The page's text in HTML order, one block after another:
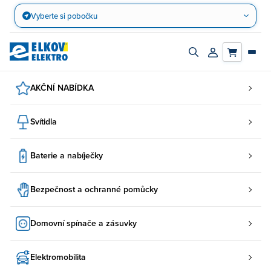
Přejít
obsah
Vyberte si pobočku
Zapnout/vypnout
Přihlásit/
AKČNÍ NABÍDKA
Svítidla
Baterie a nabíječky
Bezpečnost a ochranné pomůcky
Domovní spínače a zásuvky
Elektromobilita